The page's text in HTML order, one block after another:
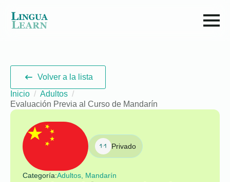
Volver a la lista
Inicio
Adultos
Evaluación Previa al Curso de Mandarín
Privado
Categoría:Adultos, Mandarín